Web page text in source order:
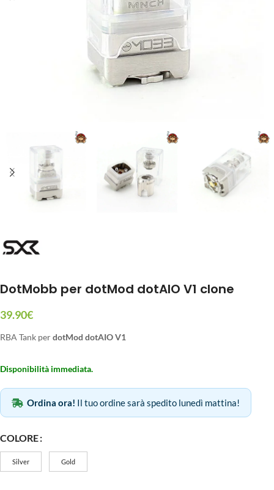
DotMobb per dotMod dotAIO V1 clone
39.90€
RBA Tank perdotMod dotAIO V1
Disponibilità immediata.
Ordina ora! Il tuo ordine sarà spedito lunedì mattina!
COLORE
Silver Gold